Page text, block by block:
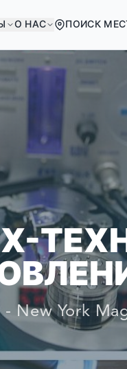
О НАС ПОИСК
МИРА
- New York